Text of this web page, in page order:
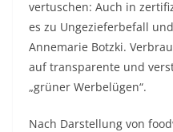
vertuschen: Auch in
es zu Ungezieferbefall
Annemarie Botzki.
auf transparente und
„grüner Werbelügen“.
Nach Darstellung von